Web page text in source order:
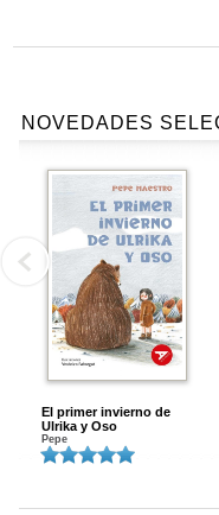
NOVEDADES
El primer invierno de
Ulrika y Oso
Pepe